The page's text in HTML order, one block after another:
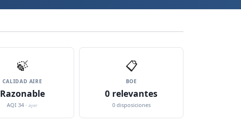
🍃
CALIDAD AIRE
Razonable
AQI 34 ·ayer
📋
BOE
0 relevantes
0 disposiciones